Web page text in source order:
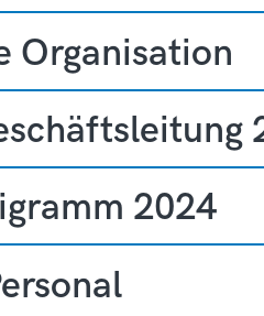
Organisation
2024